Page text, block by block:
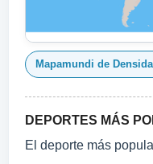
Mapamundi de
DEPORTES MÁS
El deporte más